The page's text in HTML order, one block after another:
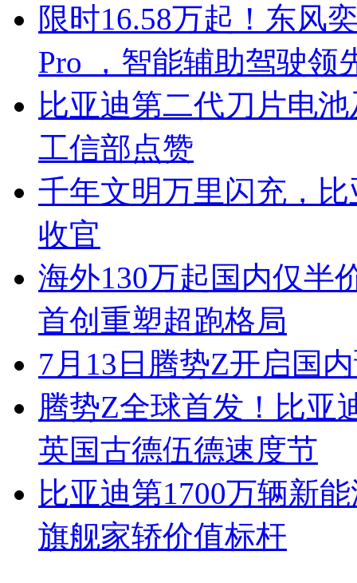
限时16.58万起！东风
Pro ，智能辅助驾驶领
比亚迪第二代刀片电
工信部点赞
千年文明万里闪充，
收官
海外130万起国内仅半
首创重塑超跑格局
7月13日腾势Z开启国
腾势Z全球首发！比亚
英国古德伍德速度节
比亚迪第1700万辆新
旗舰家轿价值标杆